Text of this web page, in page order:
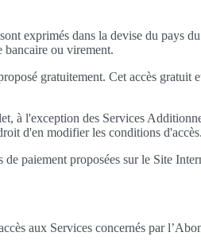
exprimés dans la devise du pays
bancaire ou virement.
gratuitement. Cet accès gratuit
à l'exception des Services
d'en modifier les conditions d'accès.
paiement proposées sur le Site
aux Services concernés par